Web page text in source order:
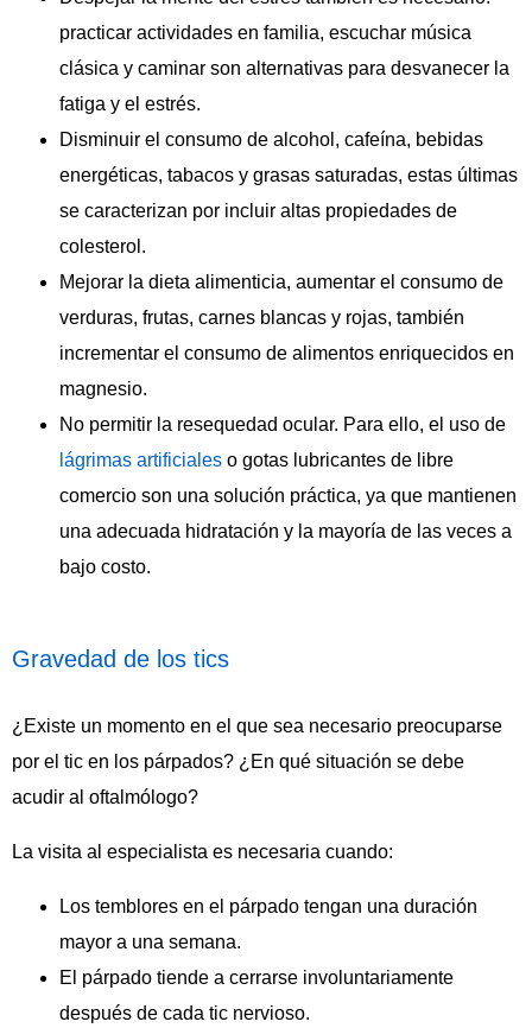
practicar actividades en familia, escuchar música
clásica y caminar son alternativas para desvanecer la
fatiga y el estrés.
Disminuir el consumo de alcohol, cafeína, bebidas
energéticas, tabacos y grasas saturadas, estas últimas
se caracterizan por incluir altas propiedades de
colesterol.
Mejorar la dieta alimenticia, aumentar el consumo de
verduras, frutas, carnes blancas y rojas, también
incrementar el consumo de alimentos enriquecidos en
magnesio.
No permitir la resequedad ocular. Para ello, el uso de
lágrimas artificiales o gotas lubricantes de libre
comercio son una solución práctica, ya que mantienen
una adecuada hidratación y la mayoría de las veces a
bajo costo.
Gravedad de los tics
¿Existe un momento en el que sea necesario preocuparse
por el tic en los párpados? ¿En qué situación se debe
acudir al oftalmólogo?
La visita al especialista es necesaria cuando:
Los temblores en el párpado tengan una duración
mayor a una semana.
El párpado tiende a cerrarse involuntariamente
después de cada tic nervioso.